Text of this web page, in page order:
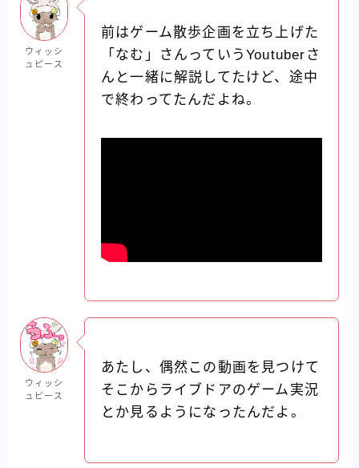
ウィッシ
ュピース
前はゲーム散歩企画を立ち上げた
「なむ」さんっていうYoutuberさ
んと一緒に解説してたけど、途中
で終わってたんだよね。
ウィッシ
ュピース
あたし、偶然この動画を見つけて
そこからライブドアのゲーム実況
とか見るようになったんだよ。